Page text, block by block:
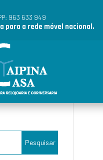
963 633 949
para a rede móvel nacional.